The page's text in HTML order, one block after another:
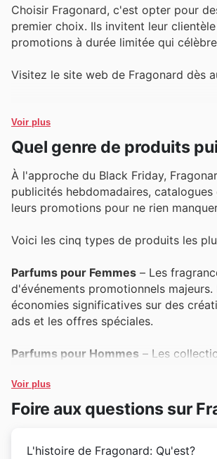
Choisir Fragonard, c'est opter pour
premier choix. Ils invitent leur
promotions à durée limitée qui
Visitez le site web de Fragonard dès
Voir plus
Quel genre de produits
À l'approche du Black Friday,
publicités hebdomadaires,
leurs promotions pour ne rien
Voici les cinq types de produits les
Parfums pour Femmes – Les
d'événements promotionnels
économies significatives sur des
ads et les offres spéciales.
Parfums pour Hommes – Les
parfaite de se faire plaisir ou de gâter
continue.
parfums délicats, sont très
Voir plus
Foire aux questions sur
L'histoire de Fragonard: Qu'est?